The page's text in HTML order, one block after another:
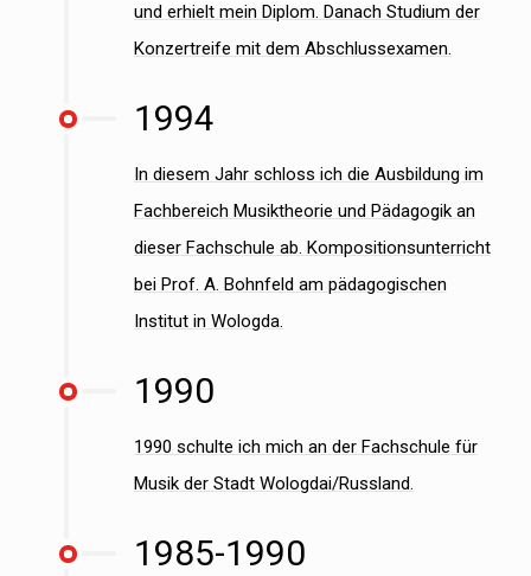
und erhielt mein Diplom. Danach Studium der
Konzertreife mit dem Abschlussexamen.
1994
In diesem Jahr schloss ich die Ausbildung im
Fachbereich Musiktheorie und Pädagogik an
dieser Fachschule ab. Kompositionsunterricht
bei Prof. A. Bohnfeld am pädagogischen
Institut in Wologda.
1990
1990 schulte ich mich an der Fachschule für
Musik der Stadt Wologdai/Russland.
1985-1990